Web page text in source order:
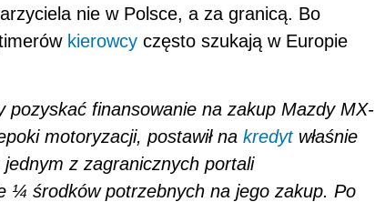
nie w Polsce, a za granicą. Bo
kierowcy często szukają w Europie
pozyskać finansowanie na zakup Mazdy MX-
motoryzacji, postawił na kredytwłaśnie
z zagranicznych portali
¼ środków potrzebnych na jego zakup. Po